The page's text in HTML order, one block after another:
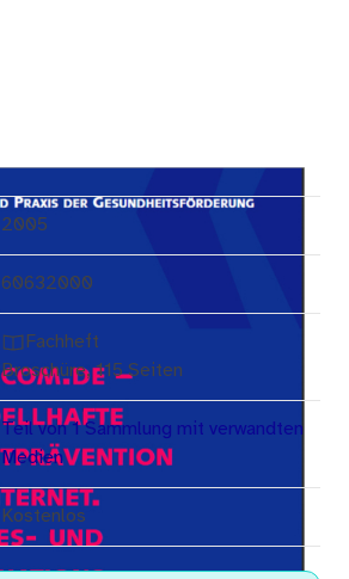
2005
60632000
Fachheft
Broschüre, 115 Seiten
Teil von 1 Sammlung mit verwandten
Medien
Kostenlos